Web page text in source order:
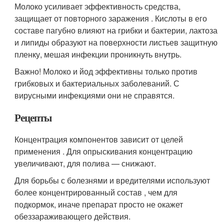
Молоко усиливает эффективность средства,
защищает от повторного заражения . Кислоты в его
составе пагубно влияют на грибки и бактерии, лактоза
и липиды образуют на поверхности листьев защитную
пленку, мешая инфекции проникнуть внутрь.
Важно! Молоко и йод эффективны только против
грибковых и бактериальных заболеваний. С
вирусными инфекциями они не справятся.
Рецепты
Концентрация компонентов зависит от целей
применения . Для опрыскивания концентрацию
увеличивают, для полива — снижают.
Для борьбы с болезнями и вредителями используют
более концентрированный состав , чем для
подкормок, иначе препарат просто не окажет
обеззараживающего действия.